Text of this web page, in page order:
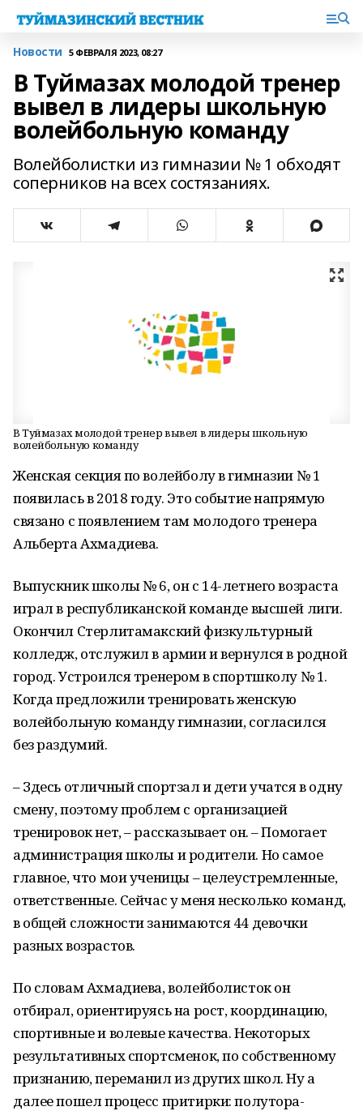
Новости 5 ФЕВРАЛЯ 2023, 08:27
В Туймазах молодой тренер
вывел в лидеры школьную
волейбольную команду
Волейболистки из гимназии № 1 обходят
соперников на всех состязаниях.
В Туймазах молодой тренер вывел в лидеры школьную
волейбольную команду
Женская секция по волейболу в гимназии № 1
появилась в 2018 году. Это событие напрямую
связано с появлением там молодого тренера
Альберта Ахмадиева.
Выпускник школы № 6, он с 14-летнего возраста
играл в республиканской команде высшей лиги.
Окончил Стерлитамакский физкультурный
колледж, отслужил в армии и вернулся в родной
город. Устроился тренером в спортшколу № 1.
Когда предложили тренировать женскую
волейбольную команду гимназии, согласился
без раздумий.
– Здесь отличный спортзал и дети учатся в одну
смену, поэтому проблем с организацией
тренировок нет, – рассказывает он. – Помогает
администрация школы и родители. Но самое
главное, что мои ученицы – целеустремленные,
ответственные. Сейчас у меня несколько команд,
в общей сложности занимаются 44 девочки
разных возрастов.
По словам Ахмадиева, волейболисток он
отбирал, ориентируясь на рост, координацию,
спортивные и волевые качества. Некоторых
результативных спортсменок, по собственному
признанию, переманил из других школ. Ну а
далее пошел процесс притирки: полутора-